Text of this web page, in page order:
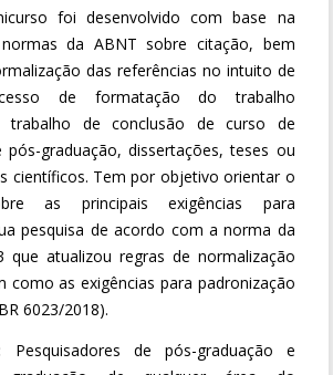
foi desenvolvido com base na
da ABNT sobre citação, bem
das referências no intuito de
de formatação do trabalho
trabalho de conclusão de curso de
pós-graduação, dissertações, teses ou
científicos. Tem por objetivo orientar o
as principais exigências para
pesquisa de acordo com a norma da
que atualizou regras de normalização
como as exigências para padronização
6023/2018).
Pesquisadores de pós-graduação e